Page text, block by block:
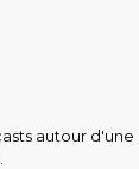
autour